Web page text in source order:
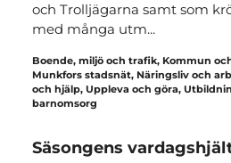
och Trolljägarna samt som
med många utm...
Boende, miljö och trafik, Kommun
Munkfors stadsnät, Näringsliv och
och hjälp, Uppleva och göra,
barnomsorg
Säsongens